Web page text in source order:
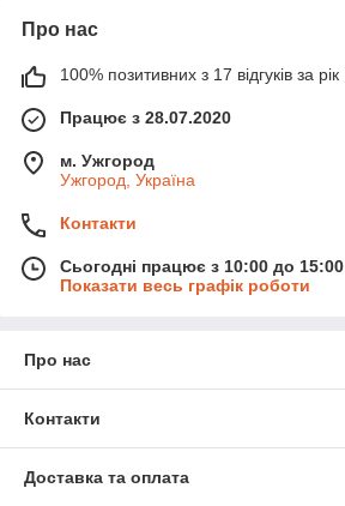
Про нас
100% позитивних з 17 відгуків за рік
Працює з 28.07.2020
м. Ужгород
Ужгород, Україна
Контакти
Сьогодні працює з 10:00 до 15:00
Показати весь графік роботи
Про нас
Контакти
Доставка та оплата